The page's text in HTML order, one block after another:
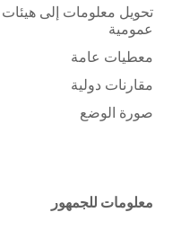
تحويل معلومات إلى هيئات
عمومية
معطيات عامة
مقارنات دولية
صورة الوضع
معلومات للجمهور